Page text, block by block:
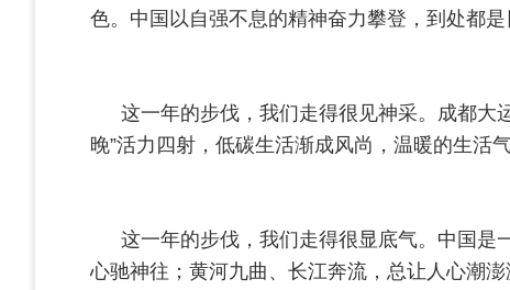
色。中国以自强不息的精神奋力攀登，到处都是
这一年的步伐，我们走得很见神采。成都大
晚”活力四射，低碳生活渐成风尚，温暖的生活
这一年的步伐，我们走得很显底气。中国是
心驰神往；黄河九曲、长江奔流，总让人心潮